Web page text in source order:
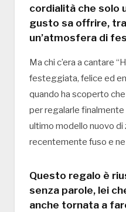
cordialità che solo
gusto sa offrire,
un’atmosfera di
Ma chi c’era a cantare
festeggiata, felice ed
quando ha scoperto
per regalarle
ultimo modello nuovo di
recentemente fuso e ne
Questo regalo è
senza parole, lei
anche tornata a